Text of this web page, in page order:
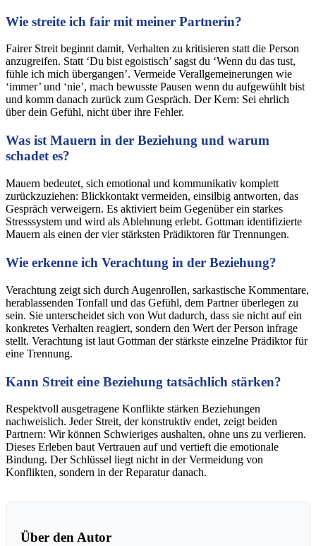
Wie streite ich fair mit meiner Partnerin?
Fairer Streit beginnt damit, Verhalten zu kritisieren statt die Person
anzugreifen. Statt ‘Du bist egoistisch’ sagst du ‘Wenn du das tust,
fühle ich mich übergangen’. Vermeide Verallgemeinerungen wie
‘immer’ und ‘nie’, mach bewusste Pausen wenn du aufgewühlt bist
und komm danach zurück zum Gespräch. Der Kern: Sei ehrlich
über dein Gefühl, nicht über ihre Fehler.
Was ist Mauern in der Beziehung und warum
schadet es?
Mauern bedeutet, sich emotional und kommunikativ komplett
zurückzuziehen: Blickkontakt vermeiden, einsilbig antworten, das
Gespräch verweigern. Es aktiviert beim Gegenüber ein starkes
Stresssystem und wird als Ablehnung erlebt. Gottman identifizierte
Mauern als einen der vier stärksten Prädiktoren für Trennungen.
Wie erkenne ich Verachtung in der Beziehung?
Verachtung zeigt sich durch Augenrollen, sarkastische Kommentare,
herablassenden Tonfall und das Gefühl, dem Partner überlegen zu
sein. Sie unterscheidet sich von Wut dadurch, dass sie nicht auf ein
konkretes Verhalten reagiert, sondern den Wert der Person infrage
stellt. Verachtung ist laut Gottman der stärkste einzelne Prädiktor für
eine Trennung.
Kann Streit eine Beziehung tatsächlich stärken?
Respektvoll ausgetragene Konflikte stärken Beziehungen
nachweislich. Jeder Streit, der konstruktiv endet, zeigt beiden
Partnern: Wir können Schwieriges aushalten, ohne uns zu verlieren.
Dieses Erleben baut Vertrauen auf und vertieft die emotionale
Bindung. Der Schlüssel liegt nicht in der Vermeidung von
Konflikten, sondern in der Reparatur danach.
Über den Autor